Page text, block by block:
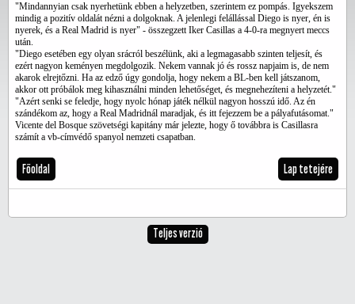
"Mindannyian csak nyerhetünk ebben a helyzetben, szerintem ez pompás. Igyekszem
mindig a pozitív oldalát nézni a dolgoknak. A jelenlegi felállással Diego is nyer, én is
nyerek, és a Real Madrid is nyer" - összegzett Iker Casillas a 4-0-ra megnyert meccs
után.
"Diego esetében egy olyan srácról beszélünk, aki a legmagasabb szinten teljesít, és
ezért nagyon keményen megdolgozik. Nekem vannak jó és rossz napjaim is, de nem
akarok elrejtőzni. Ha az edző úgy gondolja, hogy nekem a BL-ben kell játszanom,
akkor ott próbálok meg kihasználni minden lehetőséget, és megnehezíteni a helyzetét."
"Azért senki se feledje, hogy nyolc hónap játék nélkül nagyon hosszú idő. Az én
szándékom az, hogy a Real Madridnál maradjak, és itt fejezzem be a pályafutásomat."
Vicente del Bosque szövetségi kapitány már jelezte, hogy ő továbbra is Casillasra
számít a vb-címvédő spanyol nemzeti csapatban.
Főoldal Lap tetejére
Teljes verzió